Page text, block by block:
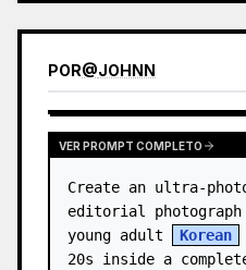
POR@JOHNN
VER PROMPT COMPLETO
Create an ultra-
editorial
young adult
Korean
20s inside a